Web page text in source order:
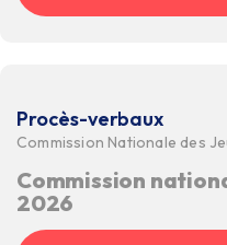
Procès-verbaux
Commission Nationale des
Commission
2026